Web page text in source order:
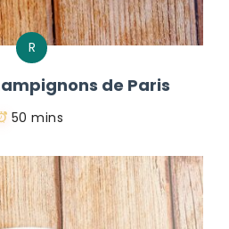
R
de Paris
50 mins